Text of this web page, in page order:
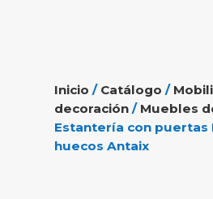
Inicio / Catálogo /
decoración / Muebles
Estantería con puertas
huecos Antaix